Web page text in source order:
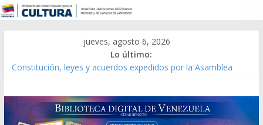
jueves, agosto 6, 2026
Lo último:
Constitución, leyes y acuerdos expedidos por la Asamblea
Modesta Bor Sánchez [material gráfico]
Gaceta Oficial de la República de Venezuela año CXXXIII Mes V,